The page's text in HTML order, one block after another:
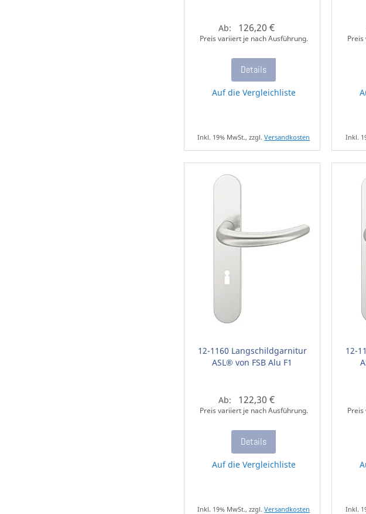
Ab: 126,20 €
Preis variiert je nach Ausführung.
Details
Auf die Vergleichliste
Inkl. 19% MwSt., zzgl.Versandkosten Inkl.
12-1160 Langschildgarnitur
ASL® von FSB Alu F1
Ab: 122,30 €
Preis variiert je nach Ausführung.
Details
Auf die Vergleichliste
Inkl. 19% MwSt., zzgl.Versandkosten
12-
Inkl.